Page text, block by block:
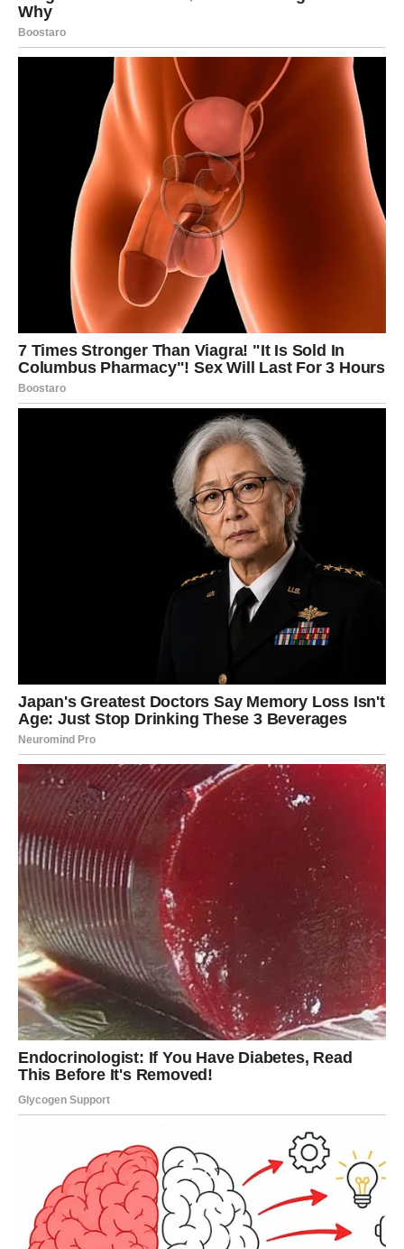
To će otvoriti prostor za nove planove.
Poruka zvijezda
Budite spremni na iznenađenja.
DOGAĐAJ KOJI VRAĆA VJERU U SREĆU
Rakovi su među najvećim favoritima ovog horoskopa.
Zvijezde simbolično ukazuju da vam predstoji period u
kojem bi jedna vijest, susret ili poslovna prilika mogli
potpuno promijeniti način na koji gledate budućnost. Ono
što vas je dugo brinulo polako ostaje iza vas, a pred vama
se otvara mnogo mirnije i sigurnije razdoblje.
Najveće iznenađenje biće spoznaja da ste mnogo bliže
svojim ciljevima nego što ste vjerovali.
Ne odustajte neposredno prije velikih promjena.
Vrijeme uspjeha
Jedna osoba mogla bi vam otvoriti nova vrata.
Poruka zvijezda
Prihvatite priliku koja vam se pruža.
DJEVICA
Rješenje dolazi bez najave
Djevice će pronaći odgovor na pitanje koje ih dugo prati.
Pred vama su mnogo mirniji dani.
Poruka zvijezda
Ne komplikujte ono što je jednostavno.
Ljubav dobija novu dimenziju